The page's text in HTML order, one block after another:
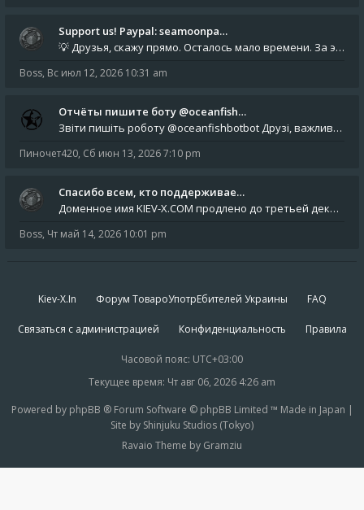
Support us! Paypal: seamoonpa…
💡 Друзья, скажу прямо. Осталось мало времени. За это время нам нужно закрыть последние обязательные расходы: около 500
Boss, Вс июл 12, 2026 10:31 am
Отчёты пишите боту @oceanfish…
Звіти пишіть роботу @oceanfishbotbot Друзі, важливе повідомлення для учасників форума. Основне звернення опублікован
Пиночет420, Сб июн 13, 2026 7:10 pm
Спасибо всем, кто поддерживае…
Доменное имя KIEV-X.COM продлено до третьей декады августа 2027 года! Спасибо всем анонимным пользователям, которые по
Boss, Чт май 14, 2026 10:01 pm
Kiev-X.In Форум ТовароУпотрЕбителей Украины FAQ
Связаться с администрацией Конфиденциальность Правила
Часовой пояс: UTC+03:00
Текущее время: Чт авг 06, 2026 4:26 am
Powered by phpBB ® Forum Software © phpBB Limited ™ Made in Japan |
Site by Shinjuku Studios (Tokyo)
Ravaio Theme by Gramziu